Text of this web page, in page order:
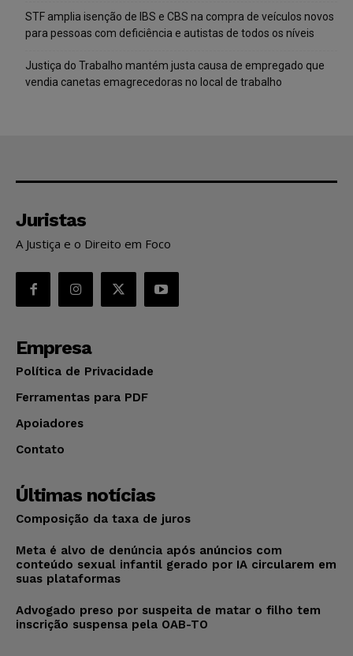
STF amplia isenção de IBS e CBS na compra de veículos novos
para pessoas com deficiência e autistas de todos os níveis
Justiça do Trabalho mantém justa causa de empregado que
vendia canetas emagrecedoras no local de trabalho
Juristas
A Justiça e o Direito em Foco
Empresa
Política de Privacidade
Ferramentas para PDF
Apoiadores
Contato
Últimas notícias
Composição da taxa de juros
Meta é alvo de denúncia após anúncios com
conteúdo sexual infantil gerado por IA circularem em
suas plataformas
Advogado preso por suspeita de matar o filho tem
inscrição suspensa pela OAB-TO